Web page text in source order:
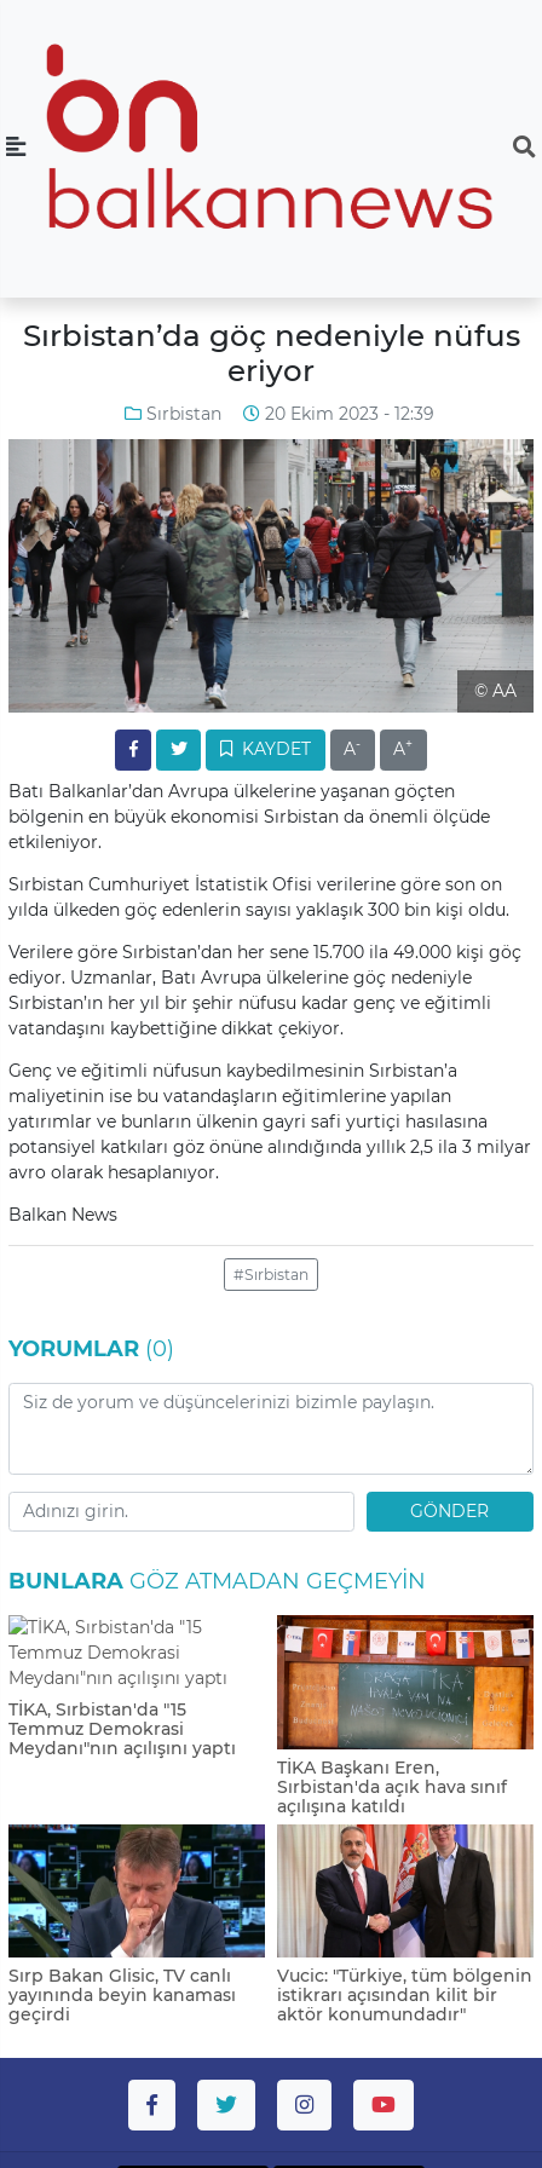
Sırbistan’da göç nedeniyle nüfus
eriyor
Sırbistan 20 Ekim 2023 - 12:39
© AA
KAYDET A- A+
Batı Balkanlar’dan Avrupa ülkelerine yaşanan göçten
bölgenin en büyük ekonomisi Sırbistan da önemli ölçüde
etkileniyor.
Sırbistan Cumhuriyet İstatistik Ofisi verilerine göre son on
yılda ülkeden göç edenlerin sayısı yaklaşık 300 bin kişi oldu.
Verilere göre Sırbistan’dan her sene 15.700 ila 49.000 kişi göç
ediyor. Uzmanlar, Batı Avrupa ülkelerine göç nedeniyle
Sırbistan’ın her yıl bir şehir nüfusu kadar genç ve eğitimli
vatandaşını kaybettiğine dikkat çekiyor.
Genç ve eğitimli nüfusun kaybedilmesinin Sırbistan’a
maliyetinin ise bu vatandaşların eğitimlerine yapılan
yatırımlar ve bunların ülkenin gayri safi yurtiçi hasılasına
potansiyel katkıları göz önüne alındığında yıllık 2,5 ila 3 milyar
avro olarak hesaplanıyor.
Balkan News
#Sırbistan
YORUMLAR (0)
GÖNDER
BUNLARA GÖZ ATMADAN GEÇMEYIN
TİKA, Sırbistan'da "15
Temmuz Demokrasi
Meydanı"nın açılışını yaptı
TİKA Başkanı Eren,
Sırbistan'da açık hava sınıf
açılışına katıldı
Sırp Bakan Glisic, TV canlı
yayınında beyin kanaması
geçirdi
Vucic: "Türkiye, tüm bölgenin
istikrarı açısından kilit bir
aktör konumundadır"